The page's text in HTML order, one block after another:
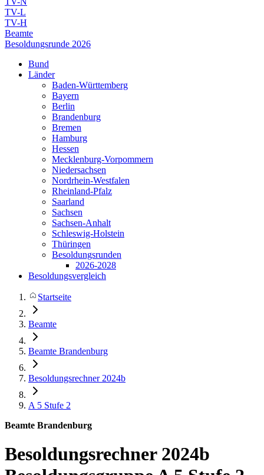
TV-L
TV-H
Beamte
Besoldungsrunde 2026
Bund
Länder
Baden-Württemberg
Bayern
Berlin
Brandenburg
Bremen
Hamburg
Hessen
Mecklenburg-Vorpommern
Niedersachsen
Nordrhein-Westfalen
Rheinland-Pfalz
Saarland
Sachsen
Sachsen-Anhalt
Schleswig-Holstein
Thüringen
Besoldungsrunden
2026-2028
Besoldungsvergleich
Startseite
Beamte
Beamte Brandenburg
Besoldungsrechner 2024b
A 5 Stufe 2
Beamte Brandenburg
Besoldungsrechner 2024b